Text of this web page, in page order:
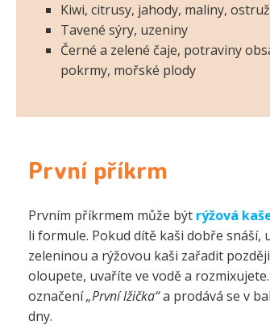
Kiwi, citrusy, jahody, maliny,
Tavené sýry, uzeniny
Černé a zelené čaje, potraviny
pokrmy, mořské plody
První příkrm
Prvním příkrmem může být rýžová
li formule. Pokud dítě kaši dobře snáší,
zeleninou a rýžovou kaši zařadit
oloupete, uvaříte ve vodě a
označení„První lžička“a prodává se v
dny.